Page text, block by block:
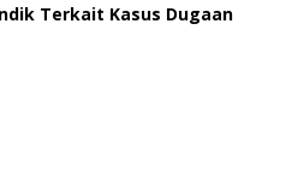
Terkait Kasus Dugaan